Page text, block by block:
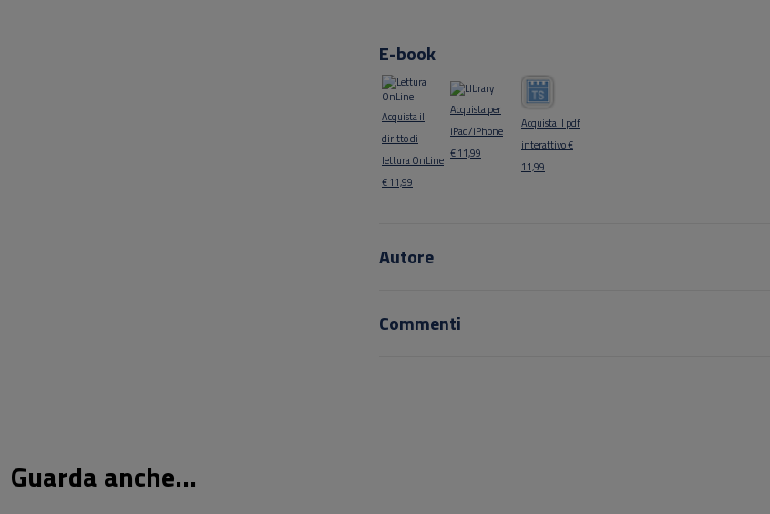
E-book
Acquista il
diritto di
lettura OnLine
€ 11,99
Acquista per
iPad/iPhone
€ 11,99
Acquista il pdf
interattivo €
11,99
Autore
Commenti
Guarda anche...